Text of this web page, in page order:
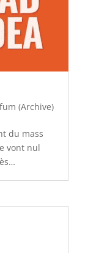
(Archive)
du mass
vont nul